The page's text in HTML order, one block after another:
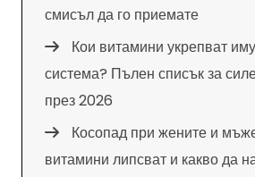
смисъл да го приемате
Кои витамини укрепват
система? Пълен списък за
през 2026
Косопад при жените и
витамини липсват и какво да